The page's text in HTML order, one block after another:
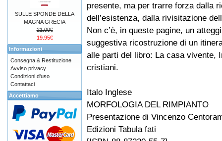
presente, ma per trarre forza dalla
dell’esistenza, dalla rivisitazione
Non c’è, in queste pagine, un
suggestiva ricostruzione di un
alle parti del libro: La casa vivente,
cristiani.
Italo Inglese
MORFOLOGIA DEL RIMPIANTO
Presentazione di Vincenzo
Edizioni Tabula fati
SULLE SPONDE DELLA
MAGNA GRECIA
21.00€
19.95€
Informazioni
Consegna & Restituzione
Avviso privacy
Condizioni d'uso
Contattaci
Accettiamo